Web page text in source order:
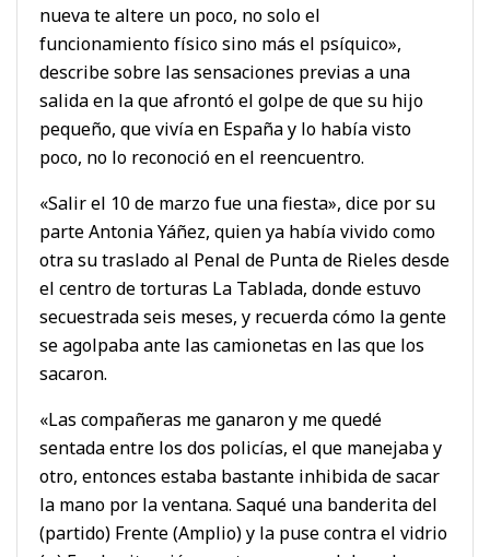
nueva te altere un poco, no solo el
funcionamiento físico sino más el psíquico»,
describe sobre las sensaciones previas a una
salida en la que afrontó el golpe de que su hijo
pequeño, que vivía en España y lo había visto
poco, no lo reconoció en el reencuentro.
«Salir el 10 de marzo fue una fiesta», dice por su
parte Antonia Yáñez, quien ya había vivido como
otra su traslado al Penal de Punta de Rieles desde
el centro de torturas La Tablada, donde estuvo
secuestrada seis meses, y recuerda cómo la gente
se agolpaba ante las camionetas en las que los
sacaron.
«Las compañeras me ganaron y me quedé
sentada entre los dos policías, el que manejaba y
otro, entonces estaba bastante inhibida de sacar
la mano por la ventana. Saqué una banderita del
(partido) Frente (Amplio) y la puse contra el vidrio